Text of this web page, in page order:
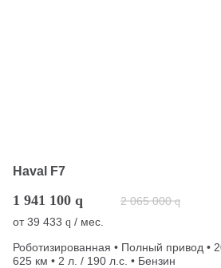
Haval F7
1 941 100 q 2 065 000 q
от39 433 q / мес.
Роботизированная • Полный привод •
625 км • 2 л. / 190 л.с. • Бензин